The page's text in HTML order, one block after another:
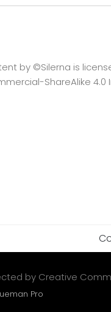
by ©Silerna is
ShareAlike 4.0
by Creative
Pro